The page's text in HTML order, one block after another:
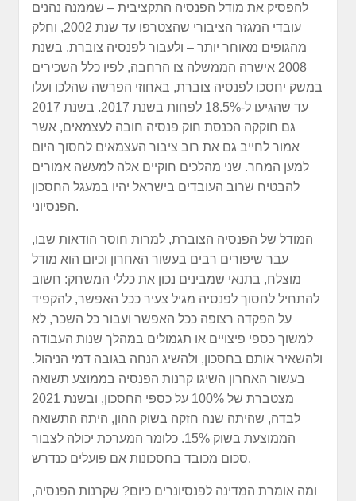
להפסיק את מודל הפנסיה התקציבית – שממנה נהנים
עובדי המגזר הציבורי שהצטרפו עד שנת 2002, וחלק
מהגופים מאוחר יותר – ולעבור לפנסיה צוברת. בשנת
2008 אישרה הממשלה צו הרחבה, לפיו כלל השכירים
במשק יחסכו לפנסיה צוברת, באחוזי הפרשה שהלכו ועלו
עד שהגיעו ל-18.5% לפחות בשנת 2017. בשנת 2017
גם חוקקה הכנסת חוק פנסיה חובה לעצמאים, אשר
אמור לחייב גם את רוב ציבור העצמאים לחסוך היום
למען המחר. שני מהלכים חוקיים אלה למעשה אמורים
להבטיח שרוב העובדים בישראל יהיו במעגל החסכון
הפנסיוני.
המודל של הפנסיה הצוברת, למרות חוסר הודאות שבו,
עבר שיפורים רבים בעשור האחרון וכיום הוא מודל
מוצלח, בתנאי שמבינים נכון את כללי המשחק: חשוב
להתחיל לחסוך לפנסיה מגיל צעיר ככל האפשר, להקפיד
על הפקדה רצופה ככל האפשר ועבור כל השכר, לא
למשוך כספי פיצויים או תגמולים במהלך שנות העבודה
ולהשאיר אותם בחסכון, ולהשיג הנחה בגובה דמי הניהול.
בעשור האחרון השיגו קרנות הפנסיה בממוצע תשואה
מצטברת של 100% על כספי החסכון, ובשנת 2021
לבדה, שהיתה שנה חזקה בשוק ההון, היתה התשואה
הממוצעת בשוק 15%. כלומר המערכת יכולה לצבור
סכום מכובד בחסכונות אם פועלים כנדרש.
ומה אומרת המדינה לפנסיונרים כיום? שקרנות הפנסיה,